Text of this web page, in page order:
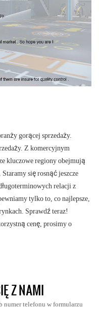
gorącej sprzedaży.
Z komercyjnym
kluczowe regiony obejmują
się rosnąć jeszcze
relacji z
tylko to, co najlepsze,
Sprawdź teraz!
cenę, prosimy o
Z NAMI
numer telefonu w formularzu